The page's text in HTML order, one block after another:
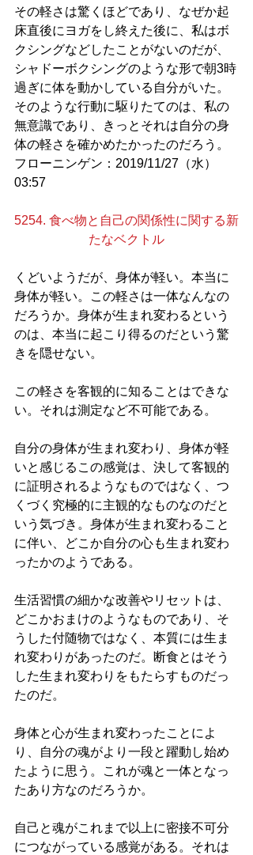
その軽さは驚くほどであり、なぜか起
床直後にヨガをし終えた後に、私はボ
クシングなどしたことがないのだが、
シャドーボクシングのような形で朝3時
過ぎに体を動かしている自分がいた。
そのような行動に駆りたてのは、私の
無意識であり、きっとそれは自分の身
体の軽さを確かめたかったのだろう。
フローニンゲン：2019/11/27（水）
03:57
5254. 食べ物と自己の関係性に関する新
たなベクトル
くどいようだが、身体が軽い。本当に
身体が軽い。この軽さは一体なんなの
だろうか。身体が生まれ変わるという
のは、本当に起こり得るのだという驚
きを隠せない。
この軽さを客観的に知ることはできな
い。それは測定など不可能である。
自分の身体が生まれ変わり、身体が軽
いと感じるこの感覚は、決して客観的
に証明されるようなものではなく、つ
くづく究極的に主観的なものなのだと
いう気づき。身体が生まれ変わること
に伴い、どこか自分の心も生まれ変わ
ったかのようである。
生活習慣の細かな改善やリセットは、
どこかおまけのようなものであり、そ
うした付随物ではなく、本質には生ま
れ変わりがあったのだ。断食とはそう
した生まれ変わりをもたらすものだっ
たのだ。
身体と心が生まれ変わったことによ
り、自分の魂がより一段と躍動し始め
たように思う。これが魂と一体となっ
たあり方なのだろうか。
自己と魂がこれまで以上に密接不可分
につながっている感覚がある。それは